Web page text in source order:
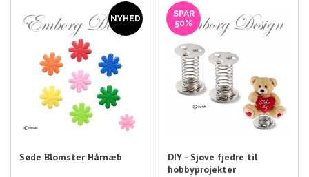
Søde Blomster Hårnæb
SPAR
50%
DIY - Sjove fjedre til
hobbyprojekter